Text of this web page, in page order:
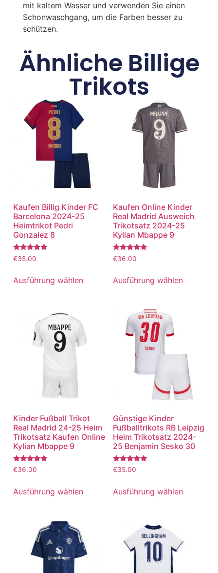
mit kaltem Wasser und verwenden Sie einen
Schonwaschgang, um die Farben besser zu
schützen.
Ähnliche Billige
Trikots
Kaufen Billig Kinder FC
Barcelona 2024-25
Heimtrikot Pedri
Gonzalez 8
Bewertet
mit
von 5
€35.00
Ausführung wählen
Kaufen Online Kinder
Real Madrid Ausweich
Trikotsatz 2024-25
Kylian Mbappe 9
Bewertet
mit
von 5
€36.00
Ausführung wählen
Kinder Fußball Trikot
Real Madrid 24-25 Heim
Trikotsatz Kaufen Online
Kylian Mbappe 9
Bewertet
mit
von 5
€36.00
Ausführung wählen
Günstige Kinder
Fußballtrikots RB Leipzig
Heim Trikotsatz 2024-
25 Benjamin Sesko 30
Bewertet
mit
von 5
€35.00
Ausführung wählen